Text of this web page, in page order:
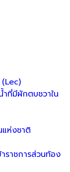
ำที่มีผักตบชวาใน
ห่งชาติ
ราชการส่วนท้อง